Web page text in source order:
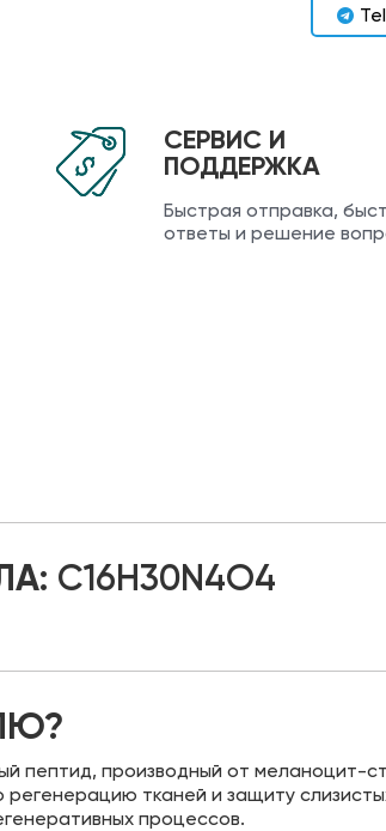
СЕРВИС И
ПОДДЕРЖКА
Быстрая отправка,
ответы и решение
C16H30N4O4
пептид, производный от меланоцит-
тканей и защиту
процессов.